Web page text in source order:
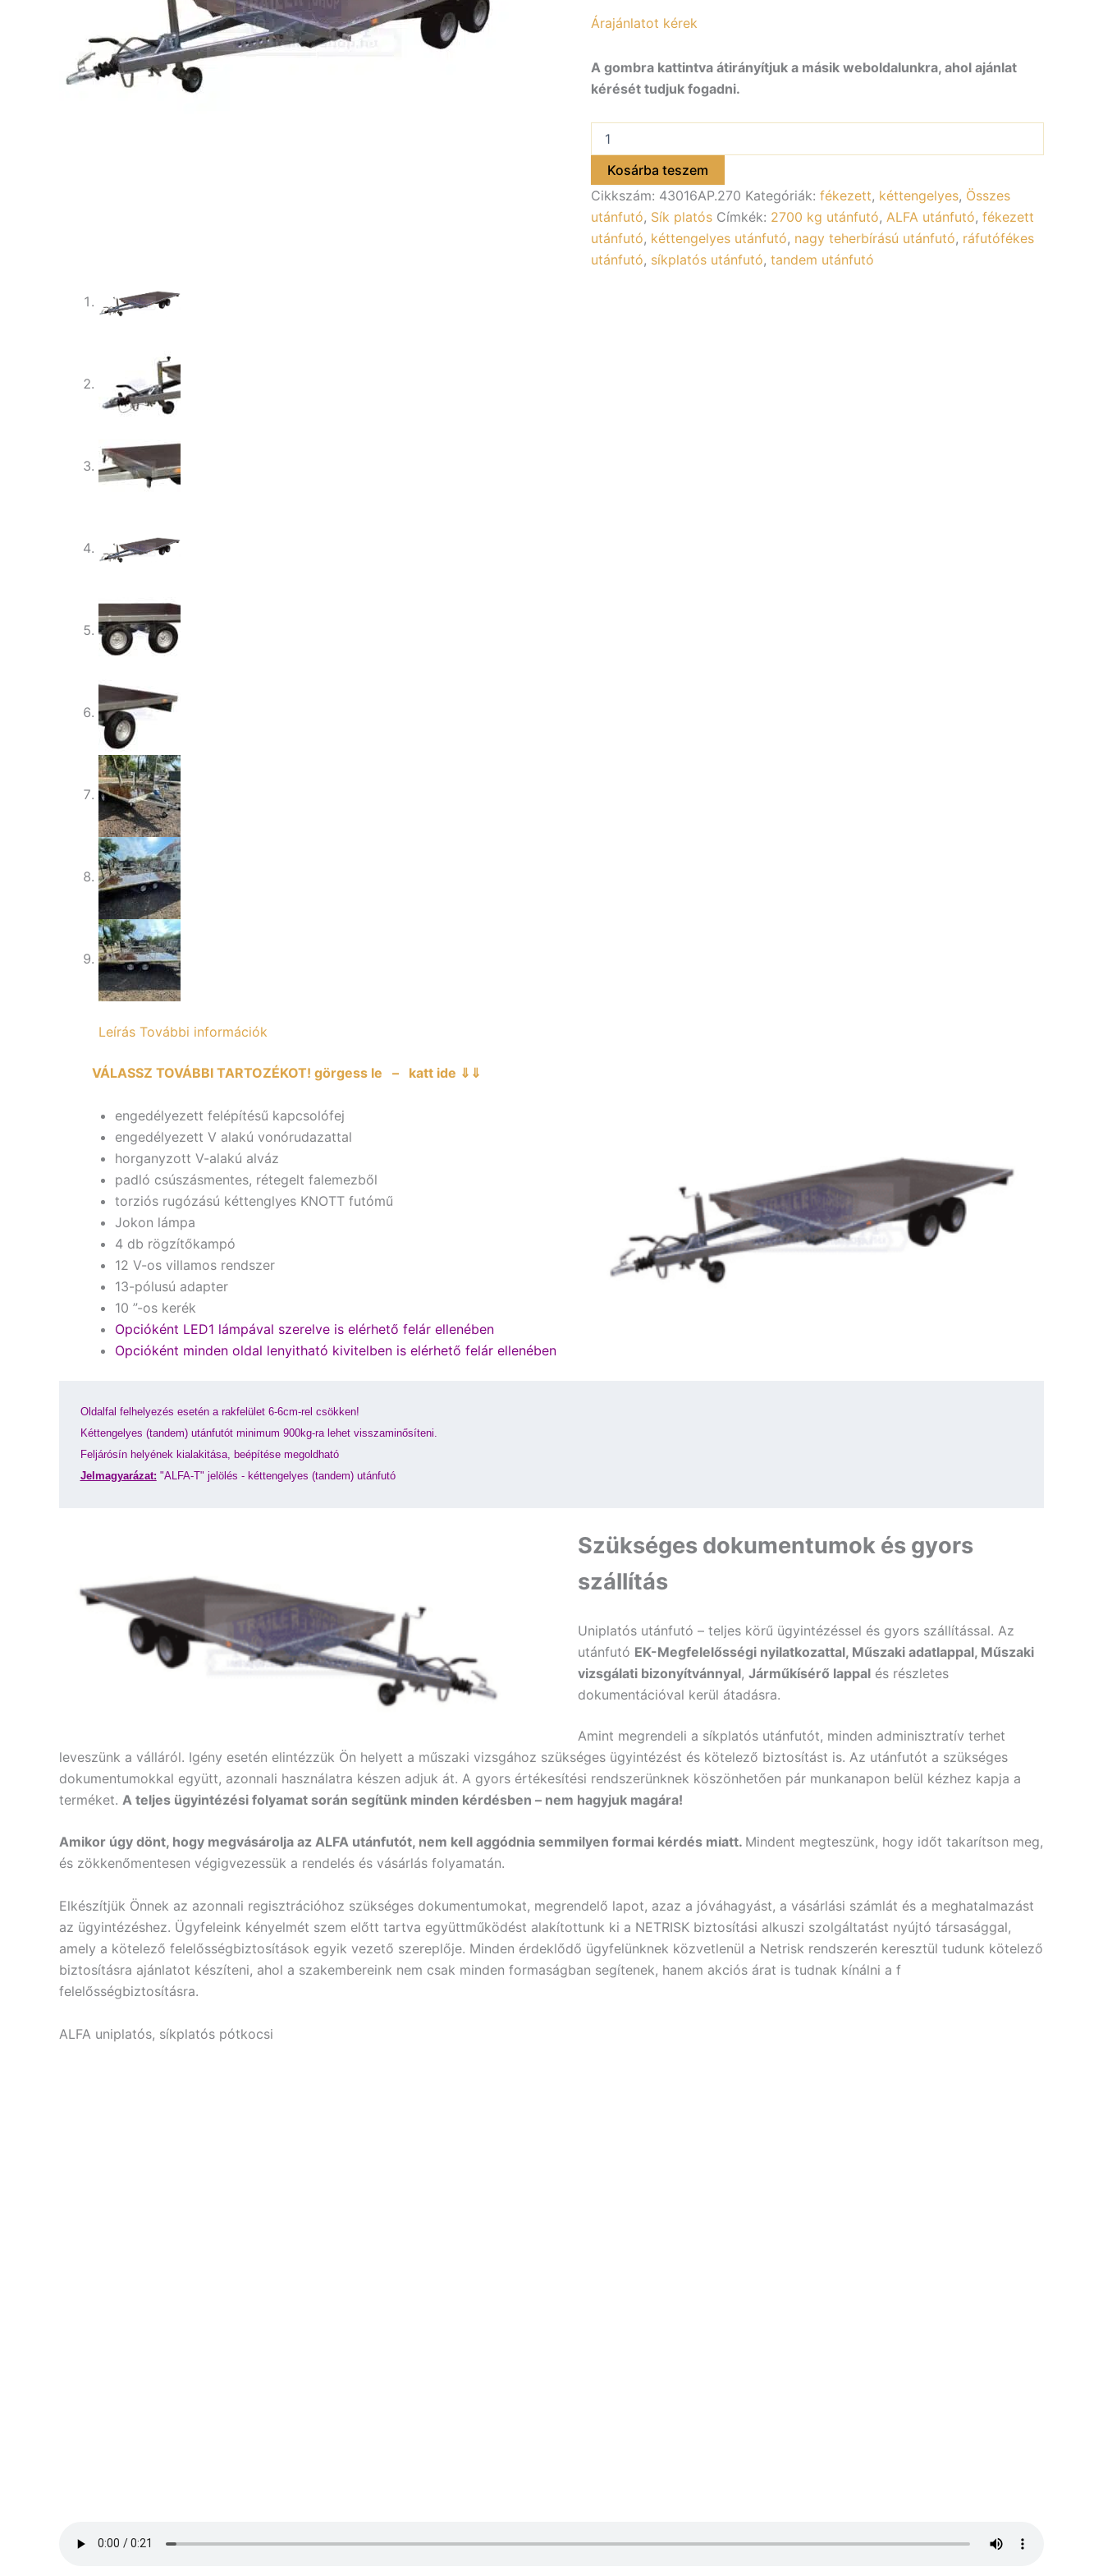
Árajánlatot kérek
A gombra kattintva átirányítjuk a másik weboldalunkra, ahol ajánlat
kérését tudjuk fogadni.
43016AP.270-
10"
kéttengelyes,
méretű,
2700kg,
Kosárba teszem
Cikkszám: 43016AP.270 Kategóriák: fékezett, kéttengelyes, Összes
utánfutó, Sík platós Címkék: 2700 kg utánfutó, ALFA utánfutó, fékezett
utánfutó, kéttengelyes utánfutó, nagy teherbírású utánfutó, ráfutófékes
utánfutó, síkplatós utánfutó, tandem utánfutó
Leírás További információk
VÁLASSZ TOVÁBBI TARTOZÉKOT! görgess le – katt ide ⇓⇓
engedélyezett felépítésű kapcsolófej
engedélyezett V alakú vonórudazattal
horganyzott V-alakú alváz
padló csúszásmentes, rétegelt falemezből
torziós rugózású kéttenglyes KNOTT futómű
Jokon lámpa
4 db rögzítőkampó
12 V-os villamos rendszer
13-pólusú adapter
10 ”-os kerék
Opcióként LED1 lámpával szerelve is elérhető felár ellenében
Opcióként minden oldal lenyitható kivitelben is elérhető felár ellenében
Oldalfal felhelyezés esetén a rakfelület 6-6cm-rel csökken!
Kéttengelyes (tandem) utánfutót minimum 900kg-ra lehet visszaminősíteni.
Feljárósín helyének kialakitása, beépítése megoldható
Jelmagyarázat: "ALFA-T" jelölés - kéttengelyes (tandem) utánfutó
Szükséges dokumentumok és gyors
szállítás
Uniplatós utánfutó – teljes körű ügyintézéssel és gyors szállítással. Az
utánfutó EK-Megfelelősségi nyilatkozattal, Műszaki adatlappal, Műszaki
vizsgálati bizonyítvánnyal, Járműkísérő lappalés részletes
dokumentációval kerül átadásra.
Amint megrendeli a síkplatós utánfutót, minden adminisztratív terhet
leveszünk a válláról. Igény esetén elintézzük Ön helyett a műszaki vizsgához szükséges ügyintézést és kötelező biztosítást is. Az utánfutót a szükséges
dokumentumokkal együtt, azonnali használatra készen adjuk át. A gyors értékesítési rendszerünknek köszönhetően pár munkanapon belül kézhez kapja a
terméket. A teljes ügyintézési folyamat során segítünk minden kérdésben – nem hagyjuk magára!
Amikor úgy dönt, hogy megvásárolja az ALFA utánfutót, nem kell aggódnia semmilyen formai kérdés miatt. Mindent megteszünk, hogy időt takarítson meg,
és zökkenőmentesen végigvezessük a rendelés és vásárlás folyamatán.
Elkészítjük Önnek az azonnali regisztrációhoz szükséges dokumentumokat, megrendelő lapot, azaz a jóváhagyást, a vásárlási számlát és a meghatalmazást
az ügyintézéshez. Ügyfeleink kényelmét szem előtt tartva együttműködést alakítottunk ki a NETRISK biztosítási alkuszi szolgáltatást nyújtó társasággal,
amely a kötelező felelősségbiztosítások egyik vezető szereplője. Minden érdeklődő ügyfelünknek közvetlenül a Netrisk rendszerén keresztül tudunk kötelező
biztosításra ajánlatot készíteni, ahol a szakembereink nem csak minden formaságban segítenek, hanem akciós árat is tudnak kínálni a f
felelősségbiztosításra.
ALFA uniplatós, síkplatós pótkocsi